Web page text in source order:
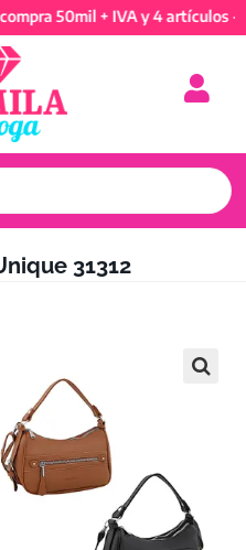
50mil + IVA y 4 artículos -
31312